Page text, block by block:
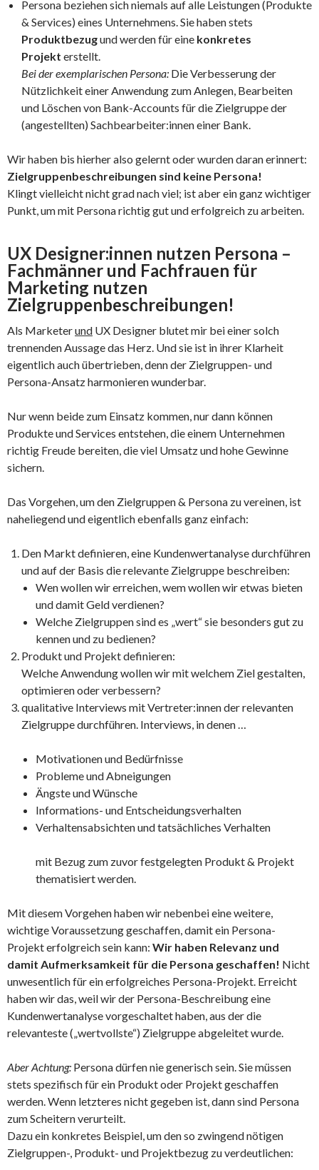
Persona beziehen sich niemals auf alle Leistungen (Produkte
& Services) eines Unternehmens. Sie haben stets
Produktbezugund werden für eine konkretes
Projekt erstellt.
Bei der exemplarischen Persona: Die Verbesserung der
Nützlichkeit einer Anwendung zum Anlegen, Bearbeiten
und Löschen von Bank-Accounts für die Zielgruppe der
(angestellten) Sachbearbeiter:innen einer Bank.
Wir haben bis hierher also gelernt oder wurden daran erinnert:
Zielgruppenbeschreibungen sind keine Persona!
Klingt vielleicht nicht grad nach viel; ist aber ein ganz wichtiger
Punkt, um mit Persona richtig gut und erfolgreich zu arbeiten.
UX Designer:innen nutzen Persona –
Fachmänner und Fachfrauen für
Marketing nutzen
Zielgruppenbeschreibungen!
Als Marketerund UX Designer blutet mir bei einer solch
trennenden Aussage das Herz. Und sie ist in ihrer Klarheit
eigentlich auch übertrieben, denn der Zielgruppen- und
Persona-Ansatz harmonieren wunderbar.
Nur wenn beide zum Einsatz kommen, nur dann können
Produkte und Services entstehen, die einem Unternehmen
richtig Freude bereiten, die viel Umsatz und hohe Gewinne
sichern.
Das Vorgehen, um den Zielgruppen & Persona zu vereinen, ist
naheliegend und eigentlich ebenfalls ganz einfach:
Den Markt definieren, eine Kundenwertanalyse durchführen
und auf der Basis die relevante Zielgruppe beschreiben:
Wen wollen wir erreichen, wem wollen wir etwas bieten
und damit Geld verdienen?
Welche Zielgruppen sind es „wert“ sie besonders gut zu
kennen und zu bedienen?
Produkt und Projekt definieren:
Welche Anwendung wollen wir mit welchem Ziel gestalten,
optimieren oder verbessern?
qualitative Interviews mit Vertreter:innen der relevanten
Zielgruppe durchführen. Interviews, in denen …
Motivationen und Bedürfnisse
Probleme und Abneigungen
Ängste und Wünsche
Informations- und Entscheidungsverhalten
Verhaltensabsichten und tatsächliches Verhalten
mit Bezug zum zuvor festgelegten Produkt & Projekt
thematisiert werden.
Mit diesem Vorgehen haben wir nebenbei eine weitere,
wichtige Voraussetzung geschaffen, damit ein Persona-
Projekt erfolgreich sein kann: Wir haben Relevanz und
damit Aufmerksamkeit für die Persona geschaffen! Nicht
unwesentlich für ein erfolgreiches Persona-Projekt. Erreicht
haben wir das, weil wir der Persona-Beschreibung eine
Kundenwertanalyse vorgeschaltet haben, aus der die
relevanteste („wertvollste“) Zielgruppe abgeleitet wurde.
Aber Achtung: Persona dürfen nie generisch sein. Sie müssen
stets spezifisch für ein Produkt oder Projekt geschaffen
werden. Wenn letzteres nicht gegeben ist, dann sind Persona
zum Scheitern verurteilt.
Dazu ein konkretes Beispiel, um den so zwingend nötigen
Zielgruppen-, Produkt- und Projektbezug zu verdeutlichen: